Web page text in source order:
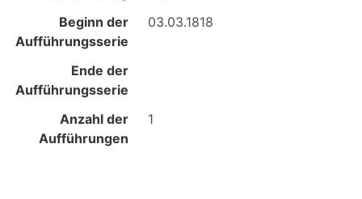
Beginn der
Aufführungsserie
03.03.1818
Ende der
Aufführungsserie
Anzahl der
Aufführungen
1